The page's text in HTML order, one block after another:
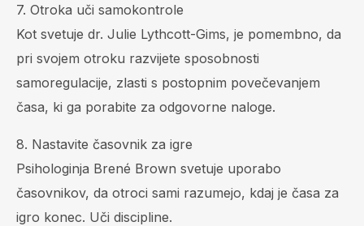
7. Otroka uči samokontrole
Kot svetuje dr. Julie Lythcott-Gims, je pomembno, da
pri svojem otroku razvijete sposobnosti
samoregulacije, zlasti s postopnim povečevanjem
časa, ki ga porabite za odgovorne naloge.
8. Nastavite časovnik za igre
Psihologinja Brené Brown svetuje uporabo
časovnikov, da otroci sami razumejo, kdaj je časa za
igro konec. Uči discipline.